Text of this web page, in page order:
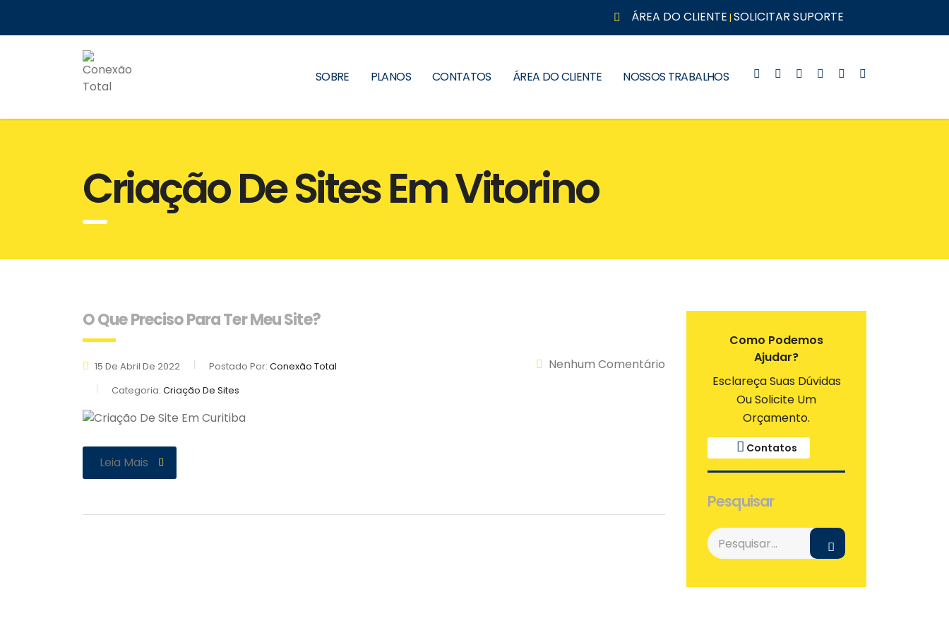
ÁREA DO CLIENTE | SOLICITAR SUPORTE
SOBRE PLANOS CONTATOS ÁREA DO CLIENTE NOSSOS TRABALHOS
Criação De Sites Em Vitorino
O Que Preciso Para Ter Meu Site?
15 De Abril De 2022 Postado Por: Conexão Total
Categoria: Criação De Sites
Nenhum Comentário
Leia Mais
Como Podemos
Ajudar?
Esclareça Suas Dúvidas
Ou Solicite Um
Orçamento.
Contatos
Pesquisar